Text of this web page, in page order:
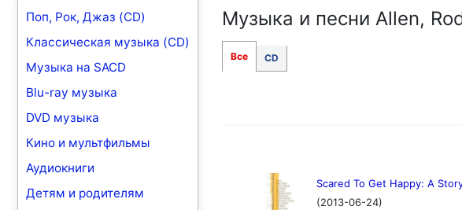
Поп, Рок, Джаз (CD)
Классическая музыка (CD)
Музыка на SACD
Blu-ray музыка
DVD музыка
Кино и мультфильмы
Аудиокниги
Детям и родителям
Музыка и песни Allen,
Все CD
Scared To Get Happy: A
(2013-06-24)